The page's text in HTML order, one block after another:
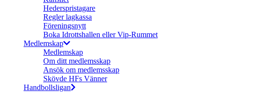
Hederspristagare
Regler lagkassa
Föreningsnytt
Boka Idrottshallen eller Vip-Rummet
Medlemskap
Medlemskap
Om ditt medlemsskap
Ansök om medlemsskap
Skövde HFs Vänner
Handbollsligan